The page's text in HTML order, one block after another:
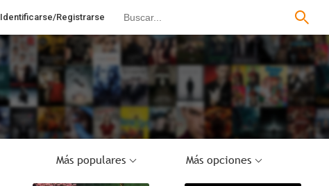
Identificarse/Registrarse
Más populares Más opciones